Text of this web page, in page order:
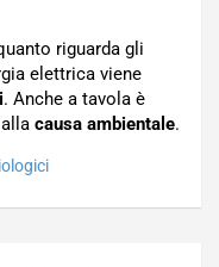
riguarda gli
elettrica viene
. Anche a tavola è
causa ambientale.